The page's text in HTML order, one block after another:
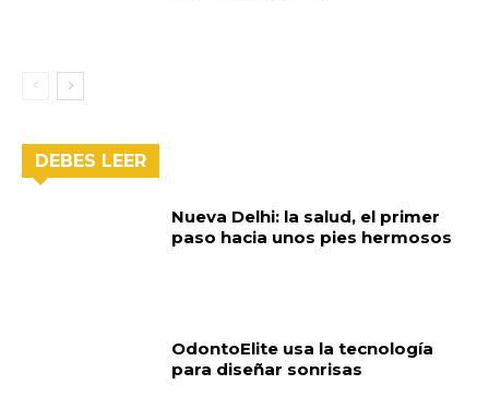
DEBES LEER
Nueva Delhi: la salud, el primer
paso hacia unos pies hermosos
OdontoElite usa la tecnología
para diseñar sonrisas